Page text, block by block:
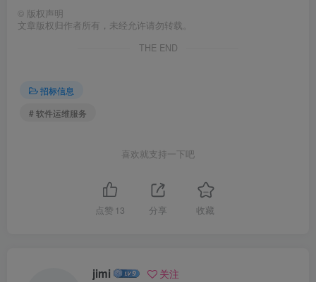
© 版权声明
文章版权归作者所有，未经允许请勿转载。
THE END
招标信息
# 软件运维服务
喜欢就支持一下吧
点赞 13 分享 收藏
jimi 关注